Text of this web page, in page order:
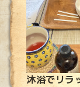
沐浴でリラ